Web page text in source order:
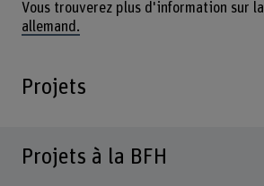
Vous trouverez plus d'information sur la
allemand.
Projets
Projets à la BFH